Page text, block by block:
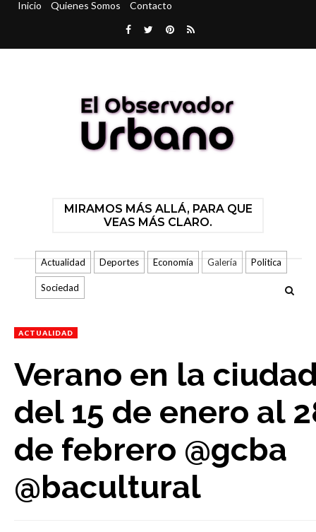
Inicio Quienes Somos Contacto
MIRAMOS MÁS ALLÁ, PARA QUE
VEAS MÁS CLARO.
Actualidad Deportes Economía Galería Politica
Sociedad
ACTUALIDAD
Verano en la
del 15 de enero al
de febrero @gcba
@bacultural